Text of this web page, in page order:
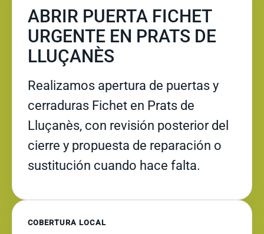
ABRIR PUERTA FICHET
URGENTE EN PRATS DE
LLUÇANÈS
Realizamos apertura de puertas y
cerraduras Fichet en Prats de
Lluçanès, con revisión posterior del
cierre y propuesta de reparación o
sustitución cuando hace falta.
COBERTURA LOCAL